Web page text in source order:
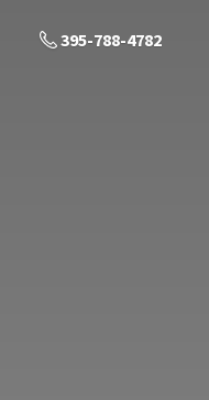
395-788-4782